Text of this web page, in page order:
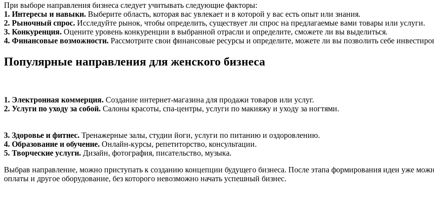
При выборе направления бизнеса следует учитывать следующие факторы:
1. Интересы и навыки. Выберите область, которая вас увлекает и в которой у вас есть опыт или знания.
2. Рыночный спрос. Исследуйте рынок, чтобы определить, существует ли спрос на предлагаемые вами товары или услуги.
3. Конкуренция. Оцените уровень конкуренции в выбранной отрасли и определите, сможете ли вы выделиться.
4. Финансовые возможности. Рассмотрите свои финансовые ресурсы и определите, можете ли вы позволить себе
Популярные направления для женского бизнеса
1. Электронная коммерция. Создание интернет-магазина для продажи товаров или услуг.
2. Услуги по уходу за собой. Салоны красоты, спа-центры, услуги по макияжу и уходу за ногтями.
3. Здоровье и фитнес. Тренажерные залы, студии йоги, услуги по питанию и оздоровлению.
4. Образование и обучение. Онлайн-курсы, репетиторство, консультации.
5. Творческие услуги. Дизайн, фотография, писательство, музыка.
Выбрав направление, можно приступать к созданию концепции будущего бизнеса. После этапа формирования идеи уже
оплаты и другое оборудование, без которого невозможно начать успешный бизнес.